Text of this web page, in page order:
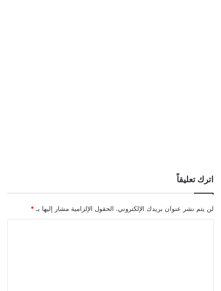
اترك تعليقاً
لن يتم نشر عنوان بريدك الإلكتروني. الحقول الإلزامية مشار إليها بـ *